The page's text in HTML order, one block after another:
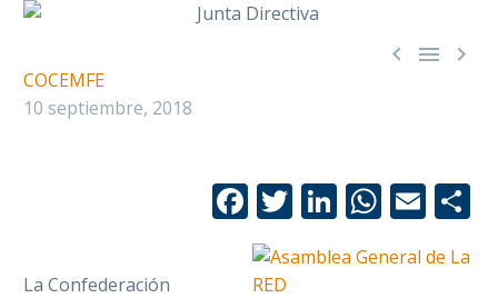
  
COCEMFE
10 septiembre, 2018
Facebook
Twitter
LinkedIn
La Confederación